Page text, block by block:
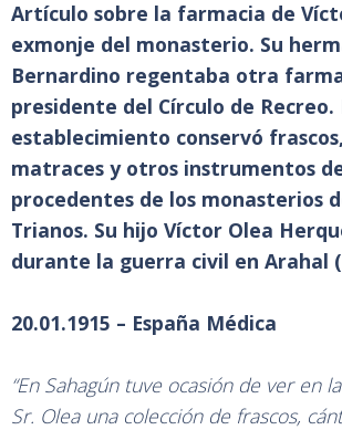
Artículo sobre la farmacia de
exmonje del monasterio. Su
Bernardino regentaba otra
presidente del Círculo de Recreo.
establecimiento conservó
matraces y otros instrumentos
procedentes de los monasterios
Trianos. Su hijo Víctor Olea
durante la guerra civil en Arahal
20.01.1915 – España Médica
“En Sahagún tuve ocasión de ver en
Sr. Olea una colección de frascos,